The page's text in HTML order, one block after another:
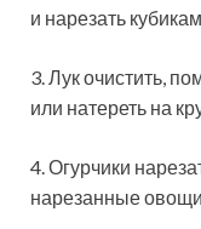
и нарезать
3. Лук очистить,
или натереть на
4. Огурчики
нарезанные